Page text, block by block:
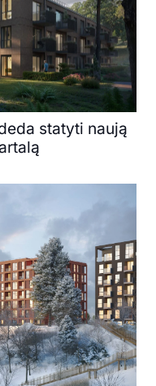
statyti naują